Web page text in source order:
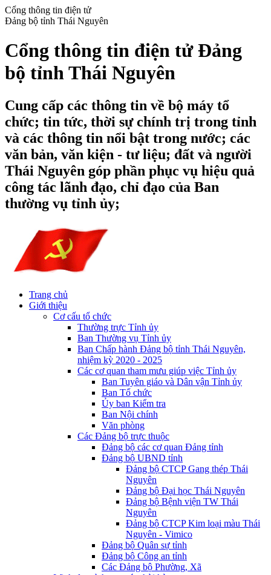
Cổng thông tin điện tử
Đảng bộ tỉnh Thái Nguyên
Cổng thông tin điện tử Đảng
bộ tỉnh Thái Nguyên
Cung cấp các thông tin về bộ máy tổ
chức; tin tức, thời sự chính trị trong tỉnh
và các thông tin nổi bật trong nước; các
văn bản, văn kiện - tư liệu; đất và người
Thái Nguyên góp phần phục vụ hiệu quả
công tác lãnh đạo, chỉ đạo của Ban
thường vụ tỉnh ủy;
Trang chủ
Giới thiệu
Cơ cấu tổ chức
Thường trực Tỉnh ủy
Ban Thường vụ Tỉnh ủy
Ban Chấp hành Đảng bộ tỉnh Thái Nguyên,
nhiệm kỳ 2020 - 2025
Các cơ quan tham mưu giúp việc Tỉnh ủy
Ban Tuyên giáo và Dân vận Tỉnh ủy
Ban Tổ chức
Ủy ban Kiểm tra
Ban Nội chính
Văn phòng
Các Đảng bộ trực thuộc
Đảng bộ các cơ quan Đảng tỉnh
Đảng bộ UBND tỉnh
Đảng bộ CTCP Gang thép Thái
Nguyên
Đảng bộ Đại học Thái Nguyên
Đảng bộ Bệnh viện TW Thái
Nguyên
Đảng bộ CTCP Kim loại màu Thái
Nguyên - Vimico
Đảng bộ Quân sự tỉnh
Đảng bộ Công an tỉnh
Các Đảng bộ Phường, Xã